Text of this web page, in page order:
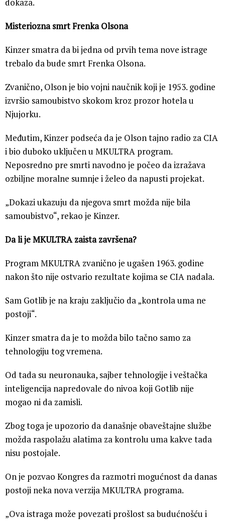
dokaza.
Misteriozna smrt Frenka Olsona
Kinzer smatra da bi jedna od prvih tema nove istrage
trebalo da bude smrt Frenka Olsona.
Zvanično, Olson je bio vojni naučnik koji je 1953. godine
izvršio samoubistvo skokom kroz prozor hotela u
Njujorku.
Međutim, Kinzer podseća da je Olson tajno radio za CIA
i bio duboko uključen u MKULTRA program.
Neposredno pre smrti navodno je počeo da izražava
ozbiljne moralne sumnje i želeo da napusti projekat.
„Dokazi ukazuju da njegova smrt možda nije bila
samoubistvo“, rekao je Kinzer.
Da li je MKULTRA zaista završena?
Program MKULTRA zvanično je ugašen 1963. godine
nakon što nije ostvario rezultate kojima se CIA nadala.
Sam Gotlib je na kraju zaključio da „kontrola uma ne
postoji“.
Kinzer smatra da je to možda bilo tačno samo za
tehnologiju tog vremena.
Od tada su neuronauka, sajber tehnologije i veštačka
inteligencija napredovale do nivoa koji Gotlib nije
mogao ni da zamisli.
Zbog toga je upozorio da današnje obaveštajne službe
možda raspolažu alatima za kontrolu uma kakve tada
nisu postojale.
On je pozvao Kongres da razmotri mogućnost da danas
postoji neka nova verzija MKULTRA programa.
„Ova istraga može povezati prošlost sa budućnošću i